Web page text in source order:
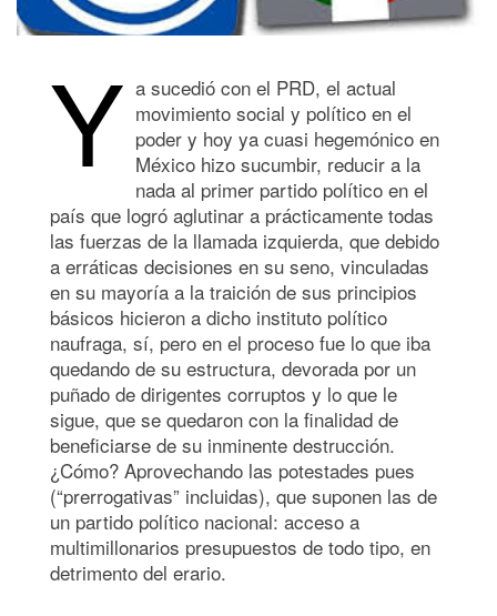
Y a sucedió con el PRD, el actual
movimiento social y político en el
poder y hoy ya cuasi hegemónico en
México hizo sucumbir, reducir a la
nada al primer partido político en el
país que logró aglutinar a prácticamente todas
las fuerzas de la llamada izquierda, que debido
a erráticas decisiones en su seno, vinculadas
en su mayoría a la traición de sus principios
básicos hicieron a dicho instituto político
naufraga, sí, pero en el proceso fue lo que iba
quedando de su estructura, devorada por un
puñado de dirigentes corruptos y lo que le
sigue, que se quedaron con la finalidad de
beneficiarse de su inminente destrucción.
¿Cómo? Aprovechando las potestades pues
(“prerrogativas” incluidas), que suponen las de
un partido político nacional: acceso a
multimillonarios presupuestos de todo tipo, en
detrimento del erario.